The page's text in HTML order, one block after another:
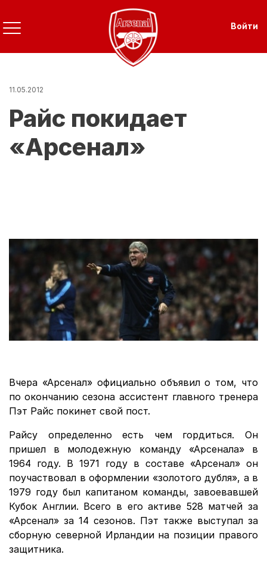
Перейти
к
основному
содержанию
Войти
11.05.2012
Райс покидает
«Арсенал»
Вчера «Арсенал» официально объявил о том, что
по окончанию сезона ассистент главного тренера
Пэт Райс покинет свой пост.
Райсу определенно есть чем гордиться. Он
пришел в молодежную команду «Арсенала» в
1964 году. В 1971 году в составе «Арсенал» он
поучаствовал в оформлении «золотого дубля», а в
1979 году был капитаном команды, завоевавшей
Кубок Англии. Всего в его активе 528 матчей за
«Арсенал» за 14 сезонов. Пэт также выступал за
сборную северной Ирландии на позиции правого
защитника.